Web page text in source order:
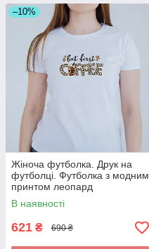
–10%
Жіноча футболка. Друк на
футболці. Футболка з модним
принтом леопард
В наявності
621 ₴ 690 ₴